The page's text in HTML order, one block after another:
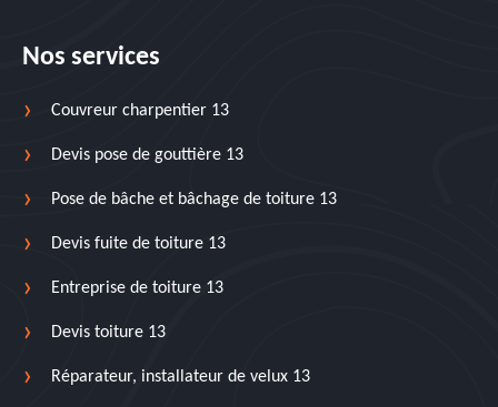
Nos services
Couvreur charpentier 13
Devis pose de gouttière 13
Pose de bâche et bâchage de toiture 13
Devis fuite de toiture 13
Entreprise de toiture 13
Devis toiture 13
Réparateur, installateur de velux 13